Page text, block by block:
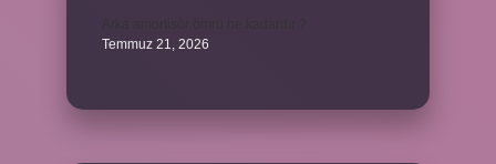
Temmuz 21, 2026